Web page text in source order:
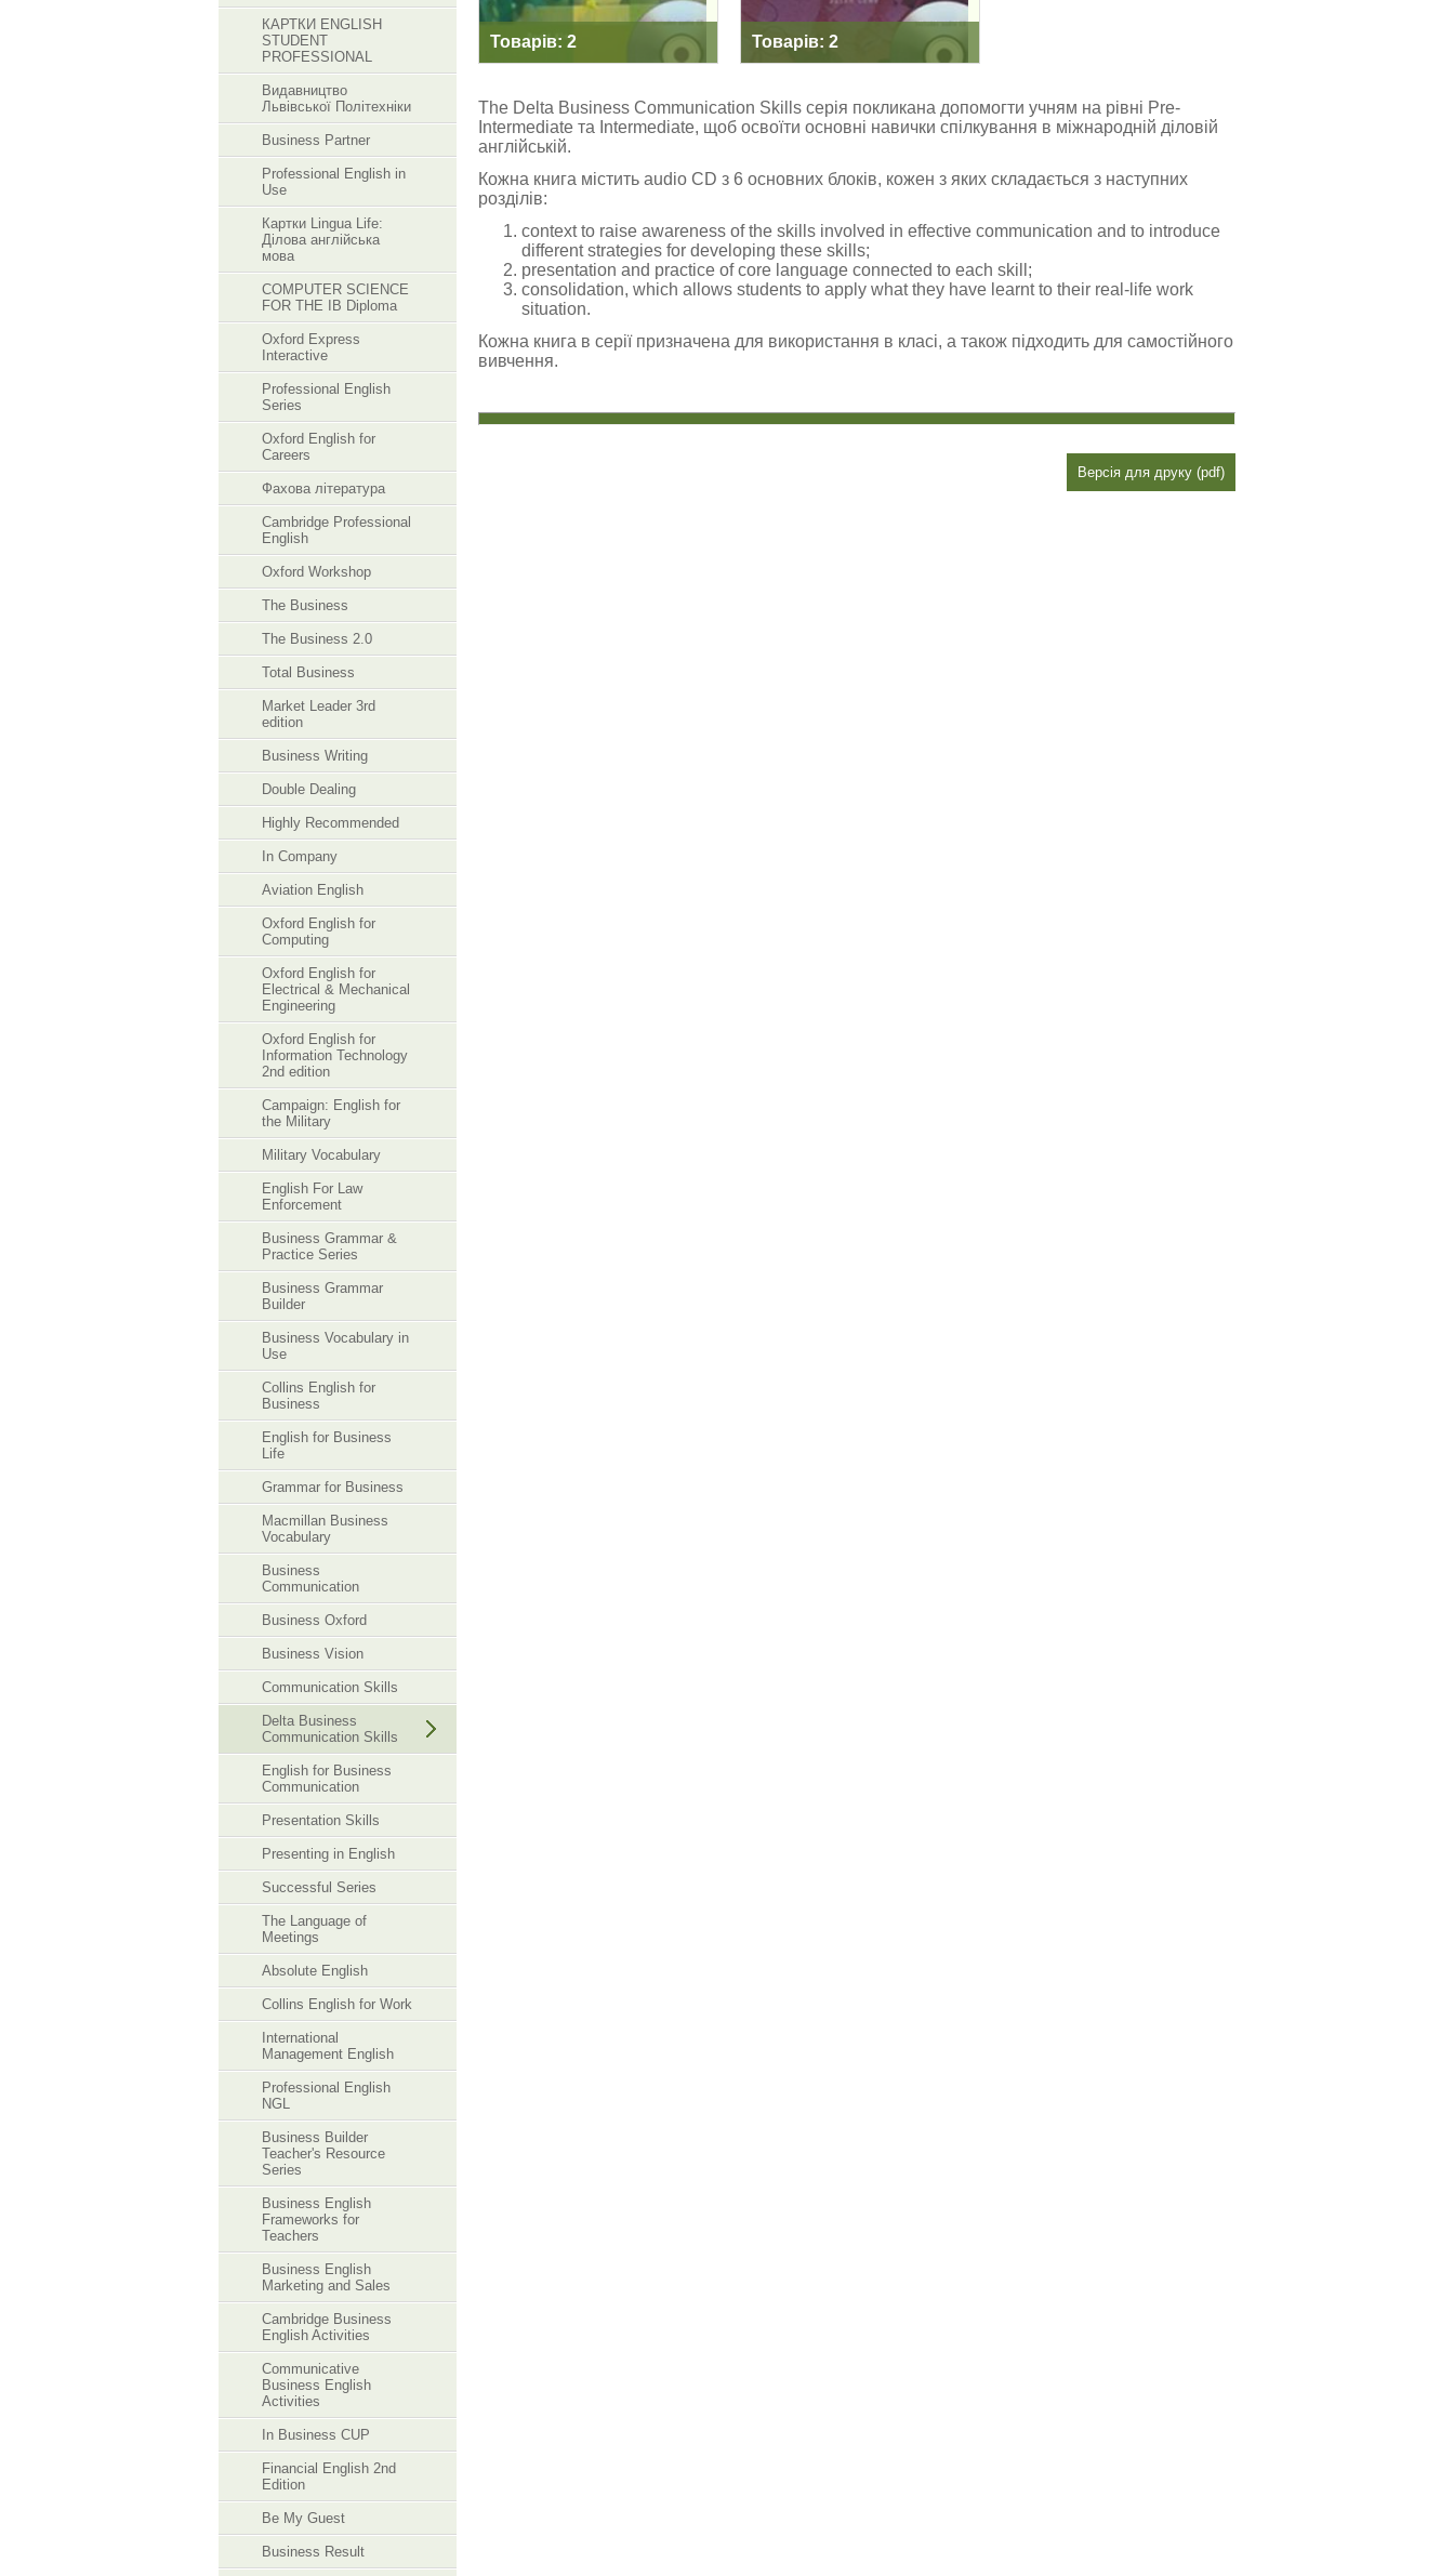
КАРТКИ ENGLISH
STUDENT
PROFESSIONAL
Видавництво
Львівської Політехніки
Business Partner
Professional English in
Use
Картки Lingua Life:
Ділова англійська
мова
COMPUTER SCIENCE
FOR THE IB Diploma
Oxford Express
Interactive
Professional English
Series
Oxford English for
Careers
Фахова література
Cambridge Professional
English
Oxford Workshop
The Business
The Business 2.0
Total Business
Market Leader 3rd
edition
Business Writing
Double Dealing
Highly Recommended
In Company
Aviation English
Oxford English for
Computing
Oxford English for
Electrical & Mechanical
Engineering
Oxford English for
Information Technology
2nd edition
Campaign: English for
the Military
Military Vocabulary
English For Law
Enforcement
Business Grammar &
Practice Series
Business Grammar
Builder
Business Vocabulary in
Use
Collins English for
Business
English for Business
Life
Grammar for Business
Macmillan Business
Vocabulary
Business
Communication
Business Oxford
Business Vision
Communication Skills
Delta Business
Communication Skills
English for Business
Communication
Presentation Skills
Presenting in English
Successful Series
The Language of
Meetings
Absolute English
Collins English for Work
International
Management English
Professional English
NGL
Business Builder
Teacher's Resource
Series
Business English
Frameworks for
Teachers
Business English
Marketing and Sales
Cambridge Business
English Activities
Communicative
Business English
Activities
In Business CUP
Financial English 2nd
Edition
Be My Guest
Business Result
Товарів: 2 Товарів: 2
The Delta Business Communication Skills серія покликана допомогти учням на рівні Pre-
Intermediate та Intermediate, щоб освоїти основні навички спілкування в міжнародній діловій
англійській.
Кожна книга містить audio CD з 6 основних блоків, кожен з яких складається з наступних
розділів:
context to raise awareness of the skills involved in effective communication and to introduce
different strategies for developing these skills;
presentation and practice of core language connected to each skill;
consolidation, which allows students to apply what they have learnt to their real-life work
situation.
Кожна книга в серії призначена для використання в класі, а також підходить для самостійного
вивчення.
Версія для друку (pdf)